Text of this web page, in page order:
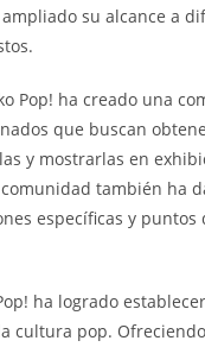
su alcance a
Pop! ha creado una
que buscan
y mostrarlas en
también ha
específicas y puntos
ha logrado
cultura pop.